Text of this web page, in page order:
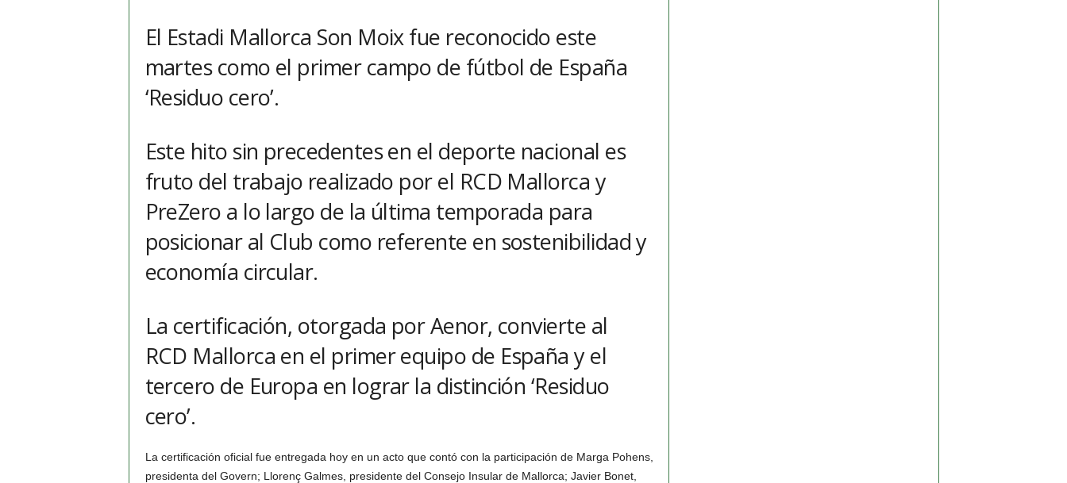
El Estadi Mallorca Son Moix fue reconocido este
martes como el primer campo de fútbol de España
‘Residuo cero’.
Este hito sin precedentes en el deporte nacional es
fruto del trabajo realizado por el RCD Mallorca y
PreZero a lo largo de la última temporada para
posicionar al Club como referente en sostenibilidad y
economía circular.
La certificación, otorgada por Aenor, convierte al
RCD Mallorca en el primer equipo de España y el
tercero de Europa en lograr la distinción ‘Residuo
cero’.
La certificación oficial fue entregada hoy en un acto que contó con la participación de Marga Pohens,
presidenta del Govern; Llorenç Galmes, presidente del Consejo Insular de Mallorca; Javier Bonet,